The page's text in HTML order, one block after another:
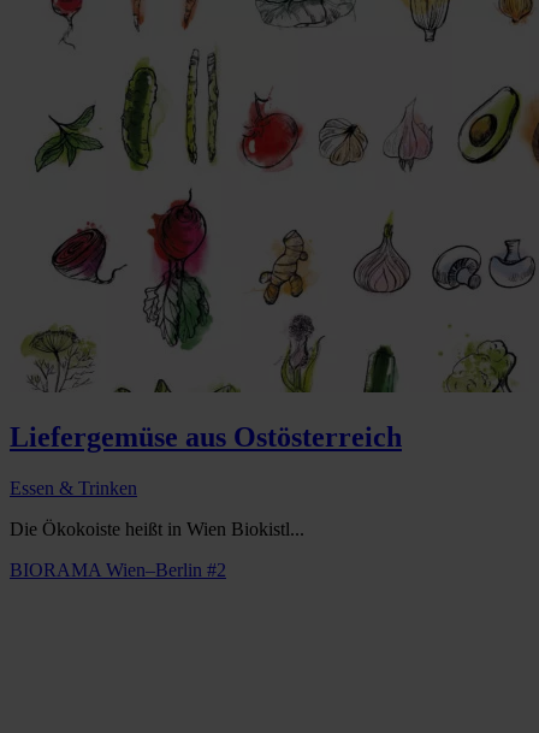
Liefergemüse aus Ostösterreich
Essen & Trinken
Die Ökokoiste heißt in Wien Biokistl...
BIORAMA Wien–Berlin #2